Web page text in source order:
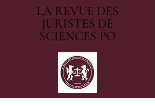
LA REVUE DES
JURISTES DE
SCIENCES PO